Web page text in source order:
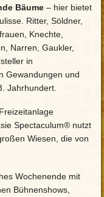
Bäume – hier bietet
Ritter, Söldner,
Knechte,
Narren, Gaukler,
in
Gewandungen und
Jahrhundert.
Spectaculum® nutzt
Wiesen, die von
Wochenende mit
Bühnenshows,